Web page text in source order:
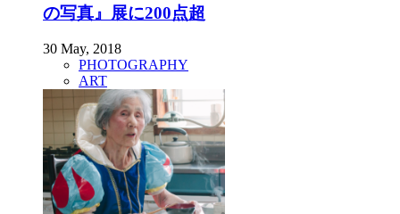
の写真』展に200点超
30 May, 2018
PHOTOGRAPHY
ART